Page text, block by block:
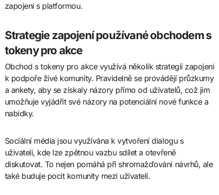
zapojení s platformou.
Strategie zapojení používané obchodem s
tokeny pro akce
Obchod s tokeny pro akce využívá několik strategií zapojení
k podpoře živé komunity. Pravidelně se provádějí průzkumy
a ankety, aby se získaly názory přímo od uživatelů, což jim
umožňuje vyjádřit své názory na potenciální nové funkce a
nabídky.
Sociální média jsou využívána k vytvoření dialogu s
uživateli, kde lze zpětnou vazbu sdílet a otevřeně
diskutovat. To nejen pomáhá při shromažďování návrhů, ale
také buduje pocit komunity mezi uživateli.